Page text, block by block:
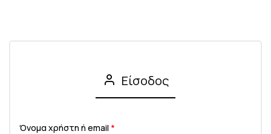
Είσοδος
Όνομα χρήστη ή email *